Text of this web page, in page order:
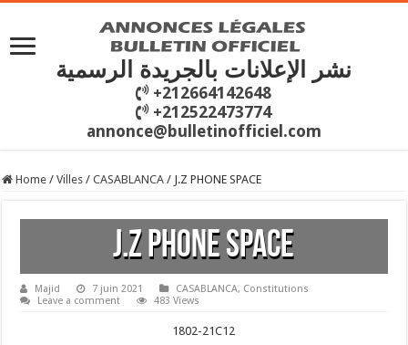
نشر الإعلانات بالجريدة الرسمية
+212664142648
+212522473774
annonce@bulletinofficiel.com
Home / Villes / CASABLANCA / J.Z PHONE SPACE
J.Z PHONE SPACE
Majid 7 juin 2021 CASABLANCA, Constitutions
Leave a comment
483 Views
1802-21C12